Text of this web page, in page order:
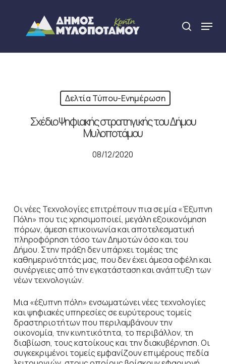
content
search
Menu
Δελτία Τύπου-Ενημέρωση
Σχέδιο Ψηφιακής στρατηγικής του Δήμου
Μυλοποτάμου
08/12/2020
Οι νέες Τεχνολογίες επιτρέπουν πια σε μία «Έξυπνη
Πόλη» που τις χρησιμοποιεί, μεγάλη εξοικονόμηση
πόρων, άμεση επικοινωνία και αποτελεσματική
πληροφόρηση τόσο των Δημοτών όσο και του
Δήμου. Στην πράξη δεν υπάρχει τομέας της
καθημερινότητάς μας, που δεν έχει άμεσα οφέλη και
συνέργειες από την εγκατάσταση και ανάπτυξη των
νέων τεχνολογιών.
Μια «έξυπνη πόλη» ενσωματώνει νέες τεχνολογίες
και ψηφιακές υπηρεσίες σε ευρύτερους τομείς
δραστηριοτήτων που περιλαμβάνουν την
οικονομία, την κινητικότητα, το περιβάλλον, τη
διαβίωση, τους κατοίκους και την διακυβέρνηση. Οι
συγκεκριμένοι τομείς εμφανίζουν επιμέρους πεδία
Close